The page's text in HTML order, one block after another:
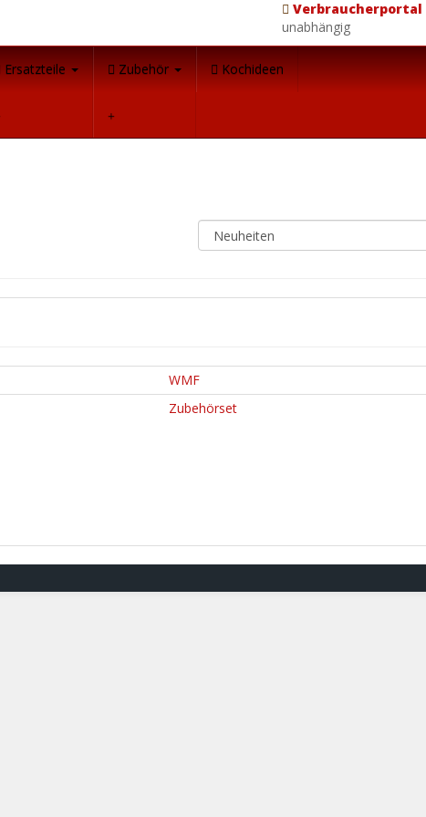
Verbraucherportal
unabhängig
Ersatzteile Zubehör Kochideen
WMF
Zubehörset